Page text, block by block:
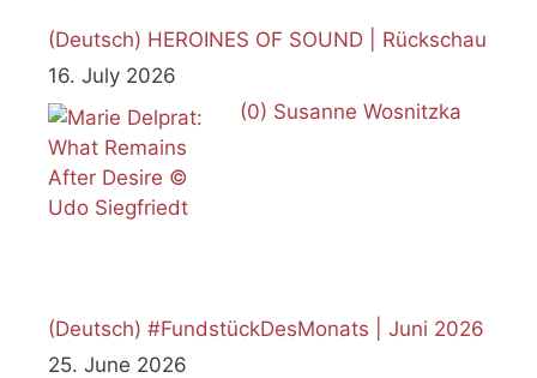
(Deutsch) HEROINES OF SOUND | Rückschau
16. July 2026
(0) Susanne Wosnitzka
(Deutsch) #FundstückDesMonats | Juni 2026
25. June 2026